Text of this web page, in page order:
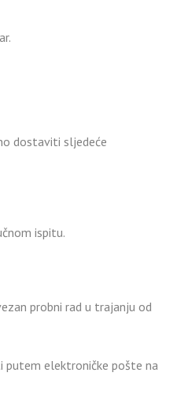
dostaviti sljedeće
ispitu.
probni rad u trajanju od
putem elektroničke pošte na